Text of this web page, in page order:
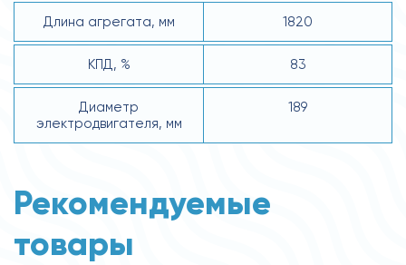
Длина агрегата, мм 1820
КПД, % 83
Диаметр
электродвигателя, мм
189
Рекомендуемые
товары